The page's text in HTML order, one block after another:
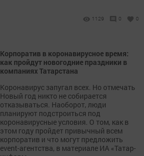
1129 0 0
Корпоратив в коронавирусное время:
как пройдут новогодние праздники в
компаниях Татарстана
Коронавирус запугал всех. Но отмечать
Новый год никто не собирается
отказываться. Наоборот, люди
планируют подстроиться под
коронавирусные условия. О том, как в
этом году пройдет привычный всем
корпоратив и что могут предложить
event-агентства, в материале ИА «Татар-